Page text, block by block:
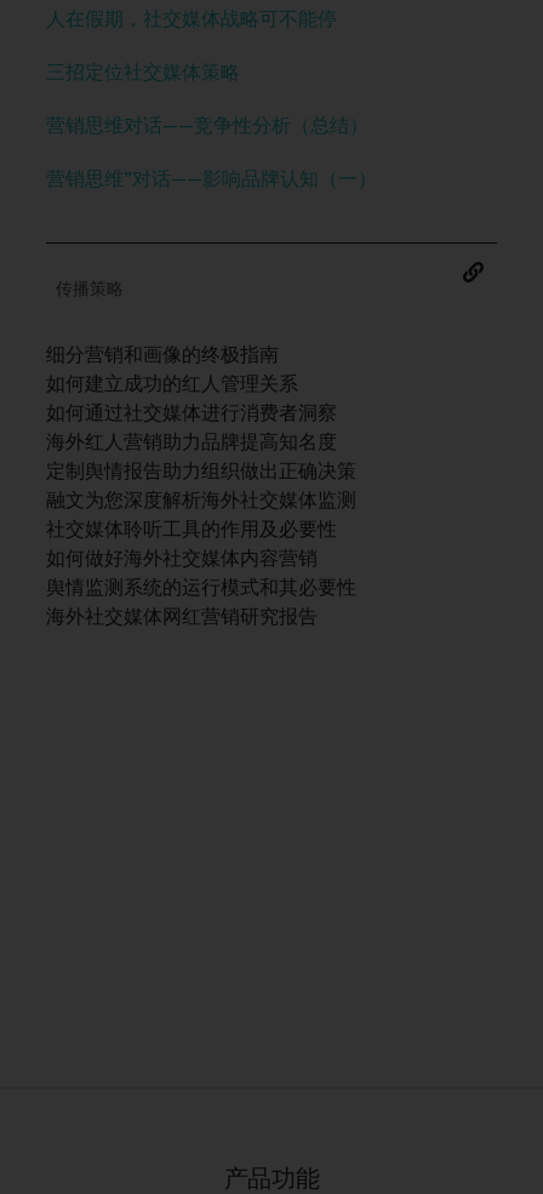
人在假期，社交媒体战略可不能停
三招定位社交媒体策略
营销思维对话——竞争性分析（总结）
营销思维”对话——影响品牌认知（一）
传播策略
细分营销和画像的终极指南
如何建立成功的红人管理关系
如何通过社交媒体进行消费者洞察
海外红人营销助力品牌提高知名度
定制舆情报告助力组织做出正确决策
融文为您深度解析海外社交媒体监测
社交媒体聆听工具的作用及必要性
如何做好海外社交媒体内容营销
舆情监测系统的运行模式和其必要性
海外社交媒体网红营销研究报告
产品功能